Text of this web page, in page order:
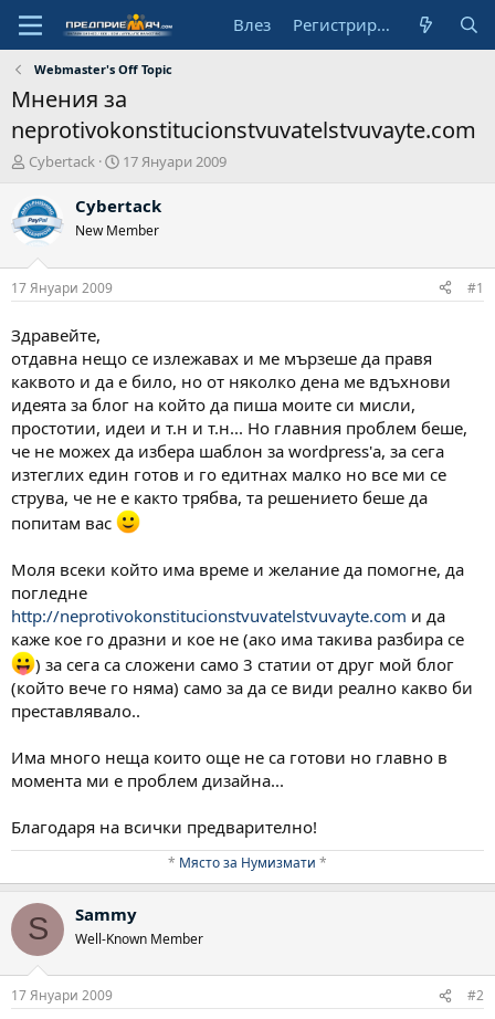
Влез Регистрирай се
Webmaster's Off Topic
Мнения за
neprotivokonstitucionstvuvatelstvuvayte.com
А
т
о
р
Cybertack
Н
ч
л
д
а
17 Януари 2009
Cybertack
New Member
17 Януари 2009 #1
Здравейте,
отдавна нещо се излежавах и ме мързеше да правя
каквото и да е било, но от няколко дена ме вдъхнови
идеята за блог на който да пиша моите си мисли,
простотии, идеи и т.н и т.н... Но главния проблем беше,
че не можех да избера шаблон за wordpress'а, за сега
изтеглих един готов и го едитнах малко но все ми се
струва, че не е както трябва, та решението беше да
попитам вас
Моля всеки който има време и желание да помогне, да
погледне
http://neprotivokonstitucionstvuvatelstvuvayte.com и да
каже кое го дразни и кое не (ако има такива разбира се
) за сега са сложени само 3 статии от друг мой блог
(който вече го няма) само за да се види реално какво би
преставлявало..
Има много неща които още не са готови но главно в
момента ми е проблем дизайна...
Благодаря на всички предварително!
* Място за Нумизмати *​
S Sammy
Well-Known Member
17 Януари 2009 #2